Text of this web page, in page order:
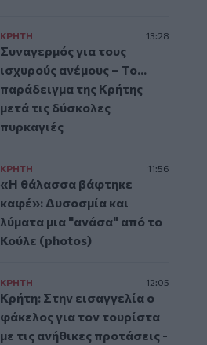
ΚΡΗΤΗ 13:28
Συναγερμός για τους
ισχυρούς ανέμους – Το...
παράδειγμα της Κρήτης
μετά τις δύσκολες
πυρκαγιές
ΚΡΗΤΗ 11:56
«Η θάλασσα βάφτηκε
καφέ»: Δυσοσμία και
λύματα μια "ανάσα" από το
Κούλε (photos)
ΚΡΗΤΗ 12:05
Κρήτη: Στην εισαγγελία ο
φάκελος για τον τουρίστα
με τις ανήθικες προτάσεις -